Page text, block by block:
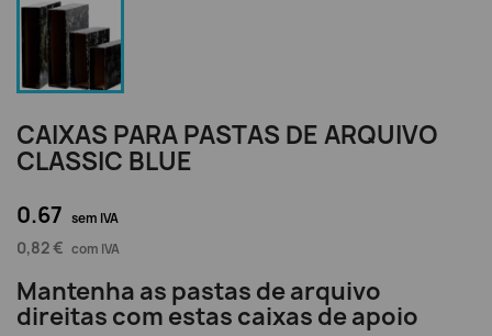
CAIXAS PARA PASTAS DE ARQUIVO
CLASSIC BLUE
0.67 sem IVA
0,82 € com IVA
Mantenha as pastas de arquivo
direitas com estas caixas de apoio